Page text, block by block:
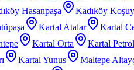
Hasanpaşa Kadıköy
Kartal Atalar Kartal
Kartal Orta Kartal
Kartal Yunus Maltepe